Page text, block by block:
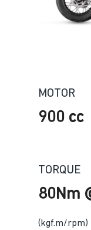
MOTOR
900 cc
TORQUE
80Nm
(kgf.m/rpm)